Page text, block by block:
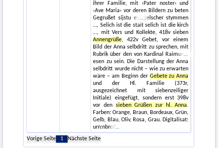
ihrer Familie, mit ›Pater noster‹ und
›Ave Maria‹ vor deren Bildern zu beten
Gegrußet sijstu ey
gelscher stymmen
…, Selich ist die stait selich ist die kirch
…, mit Vers und Kollekte, 418v sieben
Annengrüße, 422v Gebet, vor einem
Bild der Anna selbdritt zu sprechen, mit
Rubrik über den von Kardinal Raimun
esen zu sein. Die Darstellung der Anna
selbdritt wurde nicht − wie zu erwarten
wäre − am Beginn der Gebete zu Anna
und der Hl. Familie (373r,
ausgezeichnet mit siebenzeiliger
Initiale) eingefügt, sondern erst 398v
vor den sieben Grüßen zur hl. Anna.
Farben: Orange, Braun, Bordeaux, Grün,
Gelb, Blau, Oliv, Rosa, Grau. Digitalisat:
urn:nbn:d
Vorige Seite
1 Nächste Seite